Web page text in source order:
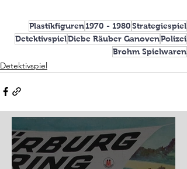
Plastikfiguren1970 - 1980Strategiespiel
DetektivspielDiebe Räuber GanovenPolizei
Brohm Spielwaren
Detektivspiel